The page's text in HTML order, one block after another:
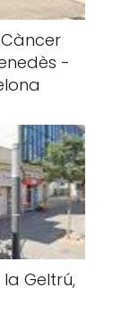
-
la Geltrú,